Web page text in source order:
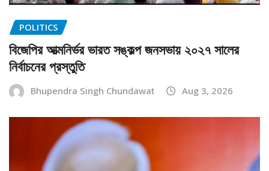
POLITICS
বিজেপির আত্মনির্ভর ভারত সঙ্কল্প জনসভায় ২০২৭ সালের
নির্বাচনের প্রস্তুতি
Bhupendra Singh Chundawat Aug 3, 2026